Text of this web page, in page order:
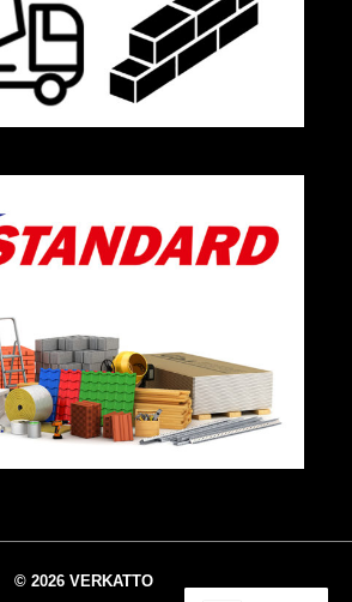
© 2026 VERKATTO